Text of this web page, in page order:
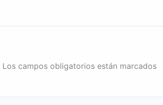
Los campos obligatorios están marcados